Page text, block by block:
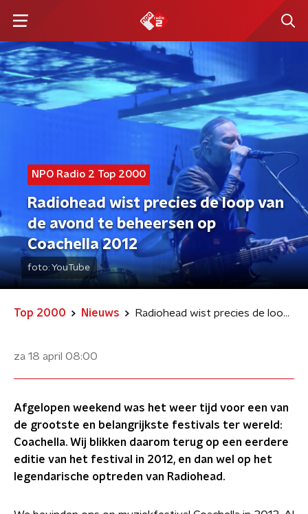
NPO Radio 2 Top 2000
Radiohead wist precies de loop van
de avond te beheersen op
Coachella 2012
foto: YouTube
Top 2000 Nieuws Radiohead wist precies de loop van de avond te beheersen op Coachella 2012
za 18 april 08:00
Afgelopen weekend was het weer tijd voor een van
de grootste en belangrijkste festivals ter wereld:
Coachella. Wij blikken daarom terug op een eerdere
editie van het festival in 2012, en dan wel op het
legendarische optreden van Radiohead.